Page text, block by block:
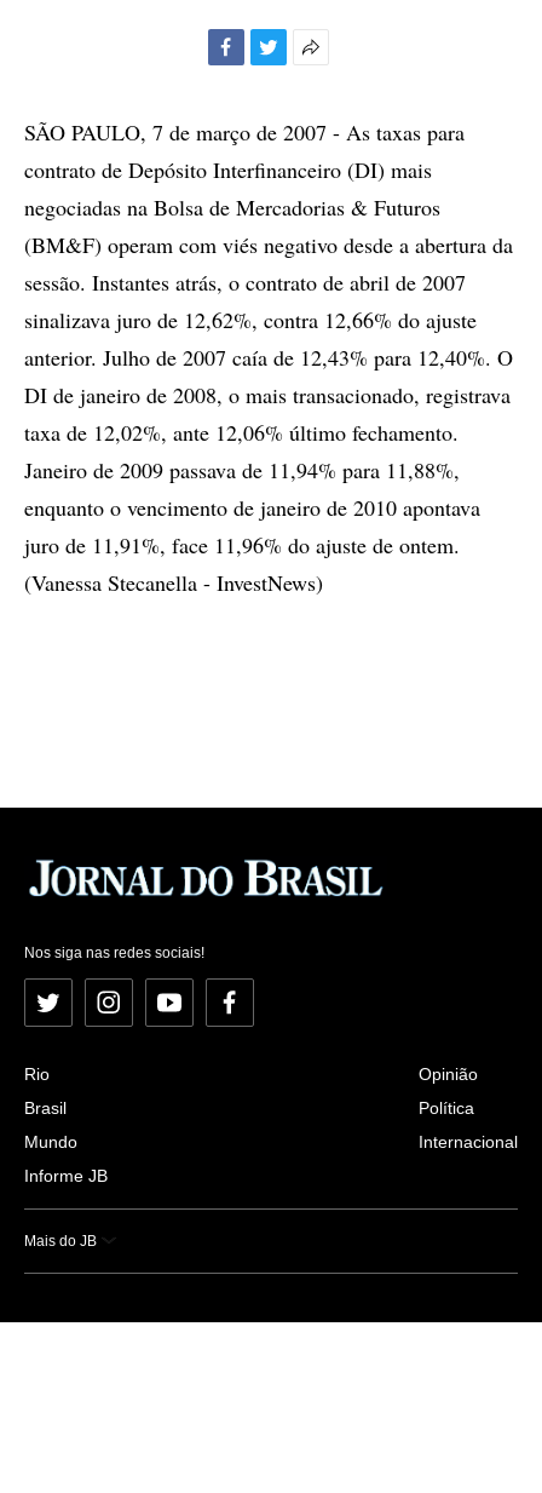
compartilhamento
SÃO PAULO, 7 de março de 2007 - As taxas para
contrato de Depósito Interfinanceiro (DI) mais
negociadas na Bolsa de Mercadorias & Futuros
(BM&F) operam com viés negativo desde a abertura da
sessão. Instantes atrás, o contrato de abril de 2007
sinalizava juro de 12,62%, contra 12,66% do ajuste
anterior. Julho de 2007 caía de 12,43% para 12,40%. O
DI de janeiro de 2008, o mais transacionado, registrava
taxa de 12,02%, ante 12,06% último fechamento.
Janeiro de 2009 passava de 11,94% para 11,88%,
enquanto o vencimento de janeiro de 2010 apontava
juro de 11,91%, face 11,96% do ajuste de ontem.
(Vanessa Stecanella - InvestNews)
Nos siga nas redes sociais!
Twitter InstagramYouTubeFacebook
Rio
Brasil
Mundo
Informe JB
Opinião
Política
Internacional
Mais do JB
Esportes